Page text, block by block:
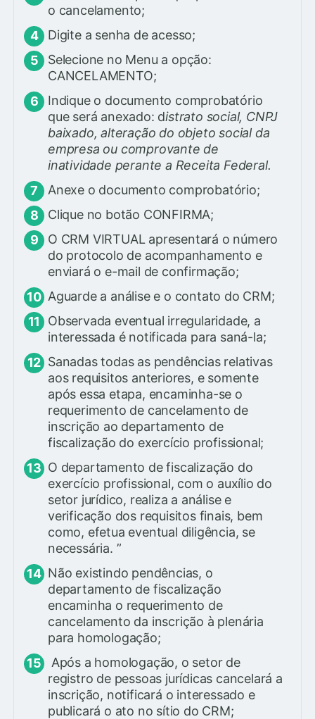
o cancelamento;
Digite a senha de acesso;
Selecione no Menu a opção:
CANCELAMENTO;
Indique o documento comprobatório
que será anexado: distrato social, CNPJ
baixado, alteração do objeto social da
empresa ou comprovante de
inatividade perante a Receita Federal.
Anexe o documento comprobatório;
Clique no botão CONFIRMA;
O CRM VIRTUAL apresentará o número
do protocolo de acompanhamento e
enviará o e-mail de confirmação;
Aguarde a análise e o contato do CRM;
Observada eventual irregularidade, a
interessada é notificada para saná-la;
Sanadas todas as pendências relativas
aos requisitos anteriores, e somente
após essa etapa, encaminha-se o
requerimento de cancelamento de
inscrição ao departamento de
fiscalização do exercício profissional;
O departamento de fiscalização do
exercício profissional, com o auxílio do
setor jurídico, realiza a análise e
verificação dos requisitos finais, bem
como, efetua eventual diligência, se
necessária. ”
Não existindo pendências, o
departamento de fiscalização
encaminha o requerimento de
cancelamento da inscrição à plenária
para homologação;
Após a homologação, o setor de
registro de pessoas jurídicas cancelará a
inscrição, notificará o interessado e
publicará o ato no sítio do CRM;